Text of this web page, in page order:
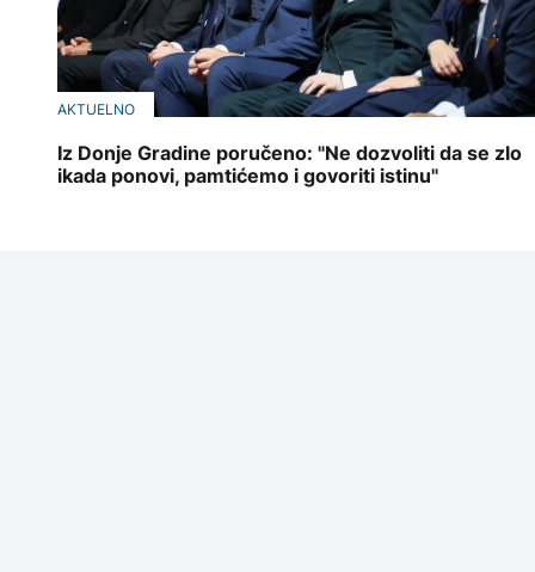
AKTUELNO
Iz Donje Gradine poručeno: "Ne dozvoliti da se zlo
ikada ponovi, pamtićemo i govoriti istinu"